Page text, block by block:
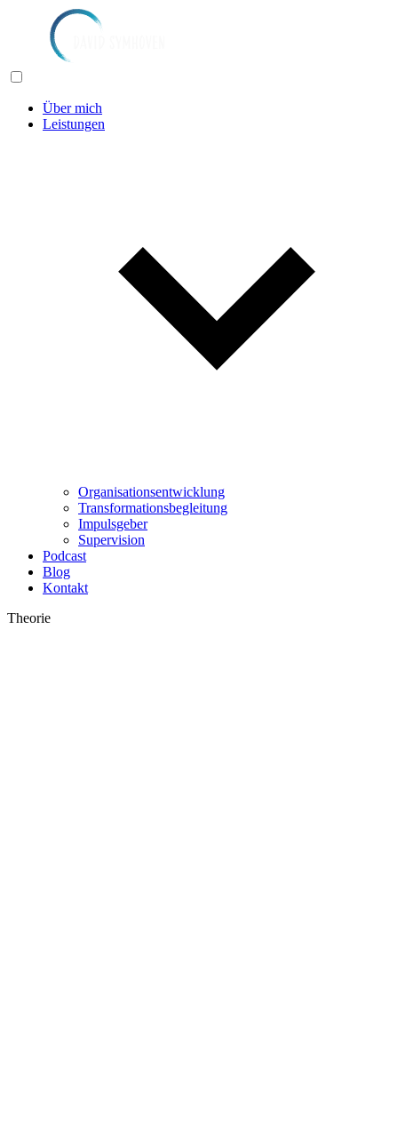
Über mich
Leistungen
Organisationsentwicklung
Transformationsbegleitung
Impulsgeber
Supervision
Podcast
Blog
Kontakt
Theorie